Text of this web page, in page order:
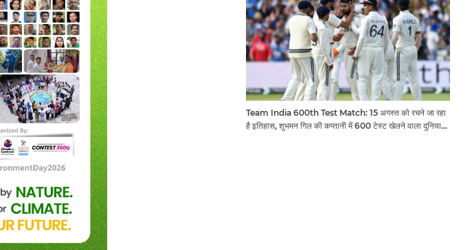
Team India 600th Test Match: 15 अगस्त को रचने जा रहा
है इतिहास, शुभमन गिल की कप्तानी में 600 टेस्ट खेलने वाला दुनिया